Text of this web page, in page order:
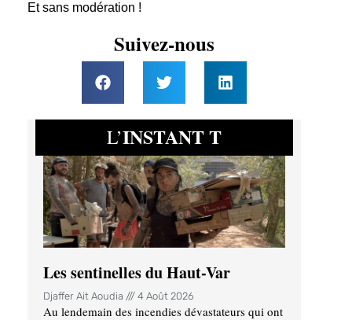
Et sans modération !
Suivez-nous
L’INSTANT T
Les sentinelles du Haut-Var
Djaffer Ait Aoudia 4 Août 2026
Au lendemain des incendies dévastateurs qui ont